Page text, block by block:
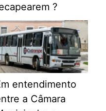
?
entendimento
a Câmara